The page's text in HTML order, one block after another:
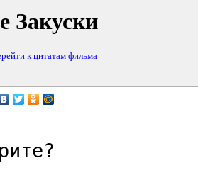
Закуски
к цитатам фильма